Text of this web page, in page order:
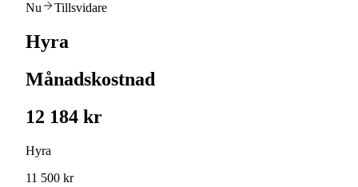
Nu Tillsvidare
Hyra
Månadskostnad
12 184 kr
Hyra
11 500 kr